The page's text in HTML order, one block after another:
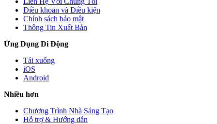
Điều khoản và Điều kiện
Chính sách bảo mật
Thông Tin Xuất Bản
Ứng Dụng Di Động
Tải xuống
iOS
Android
Nhiều hơn
Chương Trình Nhà Sáng Tạo
Hỗ trợ & Hướng dẫn